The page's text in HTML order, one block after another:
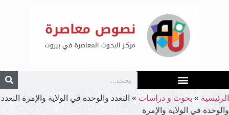
الرئيسية » بحوث و دراسات » التعدد والوحدة في الولاية والإمرة التعدد
والوحدة في الولاية والإمرة